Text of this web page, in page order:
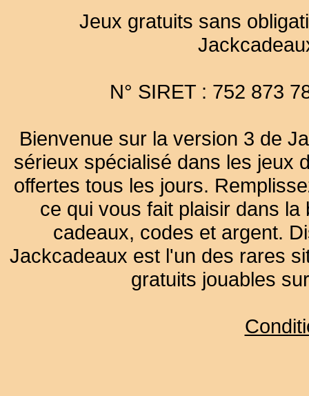
Jeux gratuits sans
N° SIRET : 752 873
Bienvenue sur la version 3 de
sérieux spécialisé dans les jeux
offertes tous les jours.
ce qui vous fait plaisir dans
cadeaux, codes et argent.
Jackcadeaux est l'un des rares
gratuits jouables